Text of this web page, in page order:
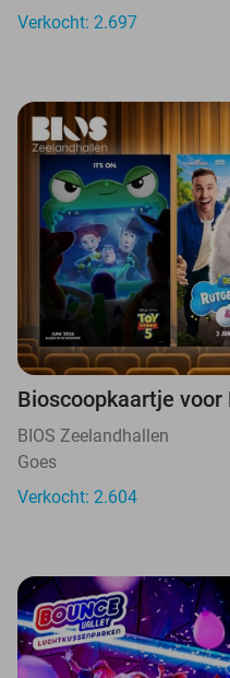
Verkocht: 2.697
Bioscoopkaartje voor
BIOS Zeelandhallen
Goes
Verkocht: 2.604